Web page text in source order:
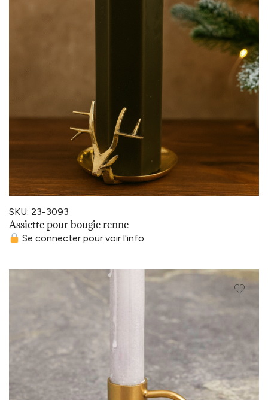
SKU: 23-3093
Assiette pour bougie renne
Se connecter pour voir l'info